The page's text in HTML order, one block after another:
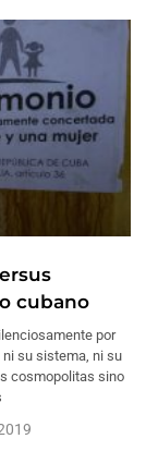
cubano
por
su sistema, ni su
cosmopolitas sino